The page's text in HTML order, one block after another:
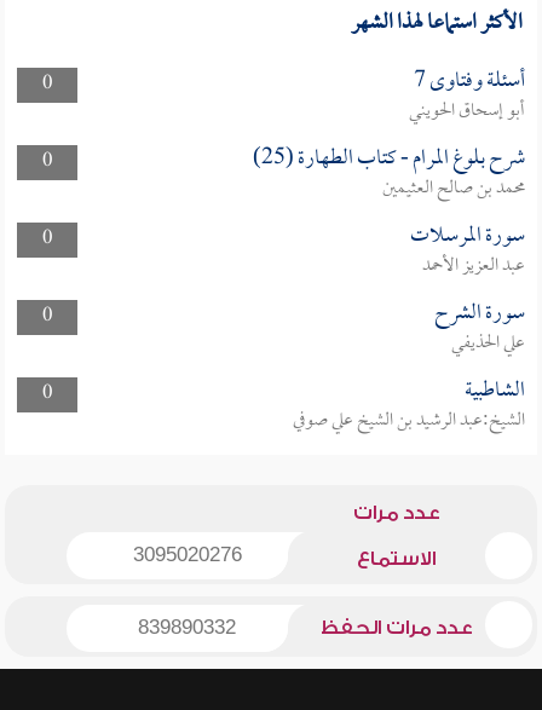
الأكثر استماعا لهذا الشهر
0 أسئلة وفتاوى 7
أبو إسحاق الحويني
0
شرح بلوغ المرام - كتاب الطهارة (25)
محمد بن صالح العثيمين
0
سورة المرسلات
عبد العزيز الأحمد
0
سورة الشرح
علي الحذيفي
0
الشاطبية
الشيخ:عبد الرشيد بن الشيخ علي صوفي
عدد مرات
الاستماع 3095020276
عدد مرات الحفظ 839890332